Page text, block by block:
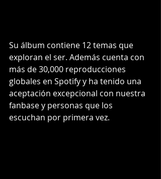
Su álbum contiene 12 temas que
exploran el ser. Además cuenta con
más de 30,000 reproducciones
globales en Spotify y ha tenido una
aceptación excepcional con nuestra
fanbase y personas que los
escuchan por primera vez.